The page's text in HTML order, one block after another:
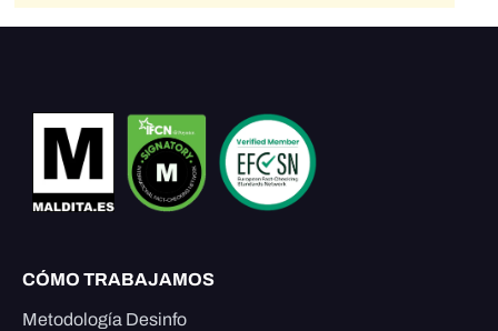
CÓMO TRABAJAMOS
Metodología Desinfo